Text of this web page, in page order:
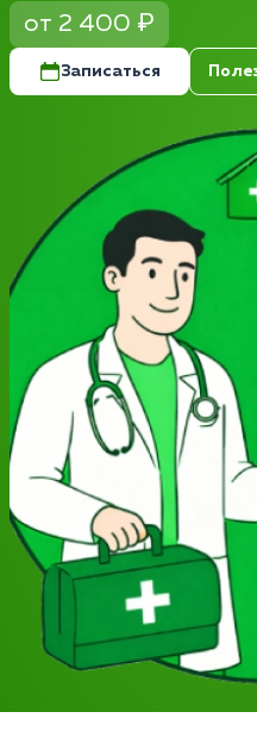
от 2 400 ₽
Записаться